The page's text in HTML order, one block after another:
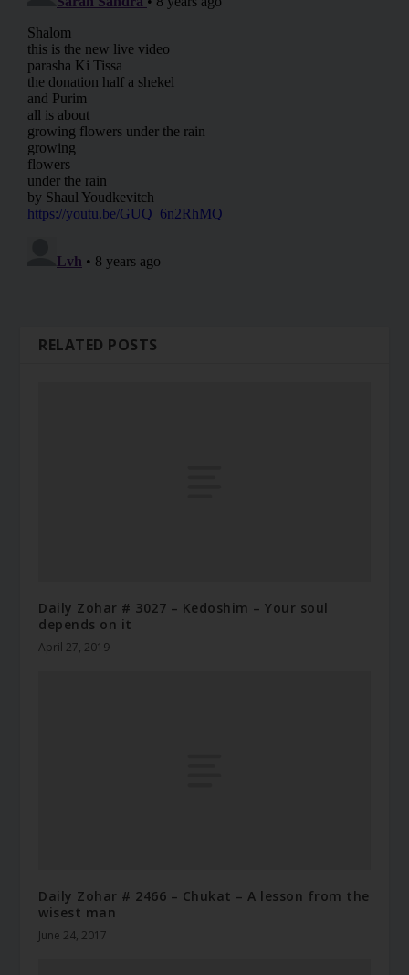
RELATED POSTS
Daily Zohar # 3027 – Kedoshim – Your soul
depends on it
April 27, 2019
Daily Zohar # 2466 – Chukat – A lesson from the
wisest man
June 24, 2017